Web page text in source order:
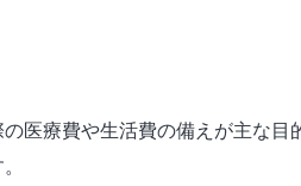
医療費や生活費の備えが主な目